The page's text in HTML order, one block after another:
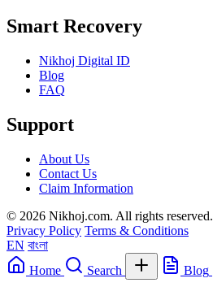
Smart Recovery
Nikhoj Digital ID
Blog
FAQ
Support
About Us
Contact Us
Claim Information
© 2026 Nikhoj.com. All rights reserved.
Privacy Policy Terms & Conditions
EN বাংলা
Home
Search Blog